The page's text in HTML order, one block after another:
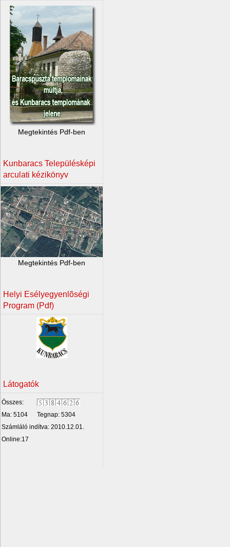
Megtekintés Pdf-ben
Kunbaracs Településképi
arculati kézikönyv
Megtekintés Pdf-ben
Helyi Esélyegyenlõségi
Program (Pdf)
Látogatók
Összes:
Ma: 5104
Tegnap: 5304
Számláló indítva: 2010.12.01.
Online:17